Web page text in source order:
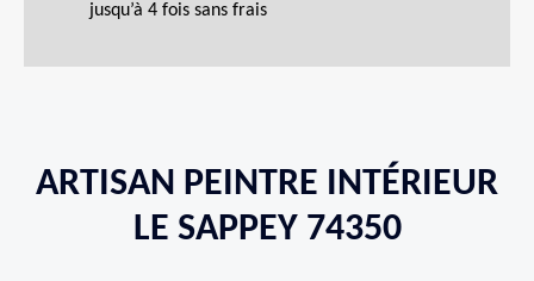
jusqu’à 4 fois sans frais
ARTISAN PEINTRE INTÉRIEUR
LE SAPPEY 74350